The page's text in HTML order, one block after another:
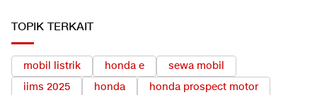
TOPIK TERKAIT
mobil listrik honda e
sewa mobil
iims 2025
honda honda prospect motor